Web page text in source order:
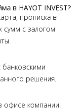
в HAYOT INVEST?
прописка в
сумм с залогом
банковскими
решения.
офисе компании.